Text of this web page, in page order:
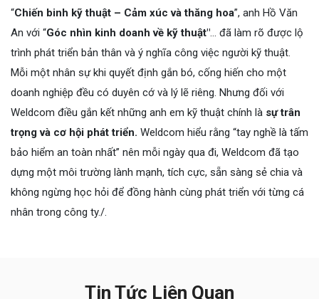
“Chiến binh kỹ thuật – Cảm xúc và thăng hoa”, anh Hồ Văn
An với “Góc nhìn kinh doanh về kỹ thuật"… đã làm rõ được lộ
trình phát triển bản thân và ý nghĩa công việc người kỹ thuật.
Mỗi một nhân sự khi quyết định gắn bó, cống hiến cho một
doanh nghiệp đều có duyên cớ và lý lẽ riêng. Nhưng đối với
Weldcom điều gắn kết những anh em kỹ thuật chính là sự trân
trọng và cơ hội phát triển. Weldcom hiểu rằng “tay nghề là tấm
bảo hiểm an toàn nhất” nên mỗi ngày qua đi, Weldcom đã tạo
dựng một môi trường lành mạnh, tích cực, sẵn sàng sẻ chia và
không ngừng học hỏi để đồng hành cùng phát triển với từng cá
nhân trong công ty./.
Tin Tức Liên Quan